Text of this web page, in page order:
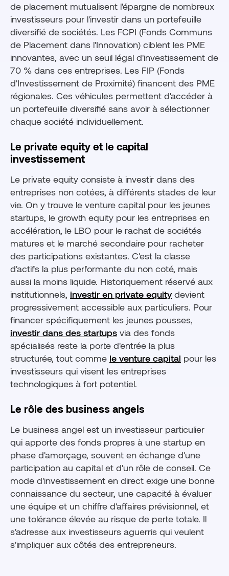
de placement mutualisent l'épargne de nombreux
investisseurs pour l'investir dans un portefeuille
diversifié de sociétés. Les FCPI (Fonds Communs
de Placement dans l'Innovation) ciblent les PME
innovantes, avec un seuil légal d'investissement de
70 % dans ces entreprises. Les FIP (Fonds
d'Investissement de Proximité) financent des PME
régionales. Ces véhicules permettent d'accéder à
un portefeuille diversifié sans avoir à sélectionner
chaque société individuellement.
Le private equity et le capital
investissement
Le private equity consiste à investir dans des
entreprises non cotées, à différents stades de leur
vie. On y trouve le venture capital pour les jeunes
startups, le growth equity pour les entreprises en
accélération, le LBO pour le rachat de sociétés
matures et le marché secondaire pour racheter
des participations existantes. C'est la classe
d'actifs la plus performante du non coté, mais
aussi la moins liquide. Historiquement réservé aux
institutionnels, investir en private equity devient
progressivement accessible aux particuliers. Pour
financer spécifiquement les jeunes pousses,
investir dans des startups via des fonds
spécialisés reste la porte d'entrée la plus
structurée, tout comme le venture capital pour les
investisseurs qui visent les entreprises
technologiques à fort potentiel.
Le rôle des business angels
Le business angel est un investisseur particulier
qui apporte des fonds propres à une startup en
phase d'amorçage, souvent en échange d'une
participation au capital et d'un rôle de conseil. Ce
mode d'investissement en direct exige une bonne
connaissance du secteur, une capacité à évaluer
une équipe et un chiffre d'affaires prévisionnel, et
une tolérance élevée au risque de perte totale. Il
s'adresse aux investisseurs aguerris qui veulent
s'impliquer aux côtés des entrepreneurs.